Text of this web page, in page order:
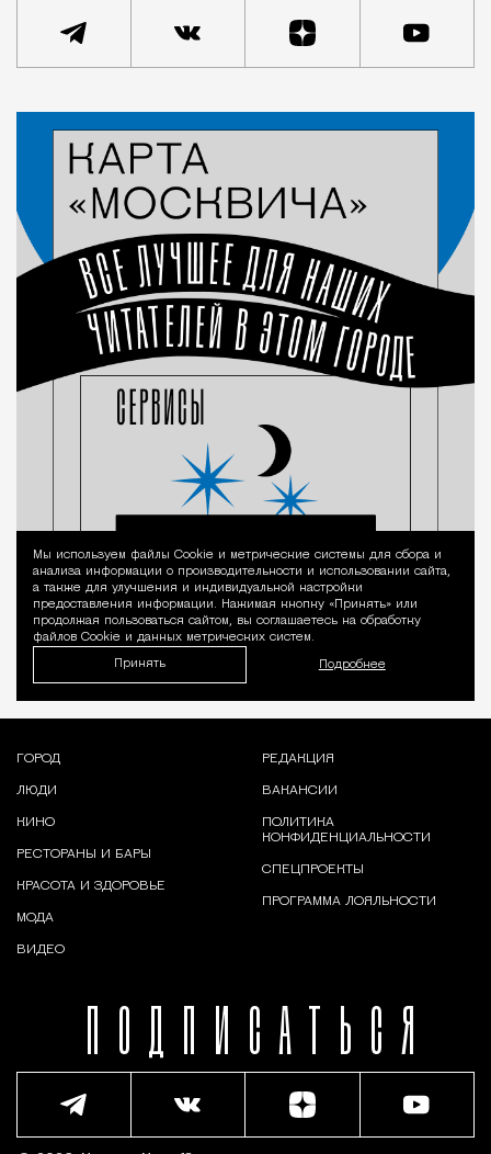
Уведомление
Мы используем файлы Сookie и метрические системы для сбора и
анализа информации о производительности и использовании сайта,
а также для улучшения и индивидуальной настройки
предоставления информации. Нажимая кнопку «Принять» или
продолжая пользоваться сайтом, вы соглашаетесь на обработку
файлов Cookie и данных метрических систем.
Принять Подробнее
ПОДПИСАТЬСЯ
ГОРОД
ЛЮДИ
КИНО
РЕСТОРАНЫ И БАРЫ
КРАСОТА И ЗДОРОВЬЕ
МОДА
ВИДЕО
РЕДАКЦИЯ
ВАКАНСИИ
ПОЛИТИКА
КОНФИДЕНЦИАЛЬНОСТИ
СПЕЦПРОЕКТЫ
ПРОГРАММА ЛОЯЛЬНОСТИ